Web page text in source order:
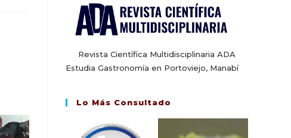
Revista Científica Multidisciplinaria ADA
Estudia Gastronomía en Portoviejo, Manabí
Lo Más Consultado